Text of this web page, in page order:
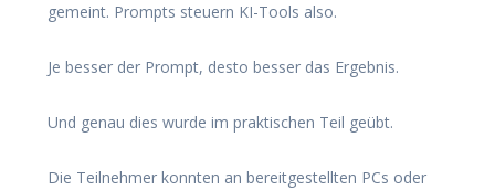
gemeint. Prompts steuern KI-Tools also.
Je besser der Prompt, desto besser das Ergebnis.
Und genau dies wurde im praktischen Teil geübt.
Die Teilnehmer konnten an bereitgestellten PCs oder